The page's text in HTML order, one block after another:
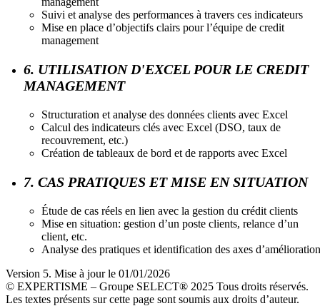
Suivi et analyse des performances à travers ces indicateurs
Mise en place d’objectifs clairs pour l’équipe de credit
management
6. UTILISATION D'EXCEL POUR LE CREDIT
MANAGEMENT
Structuration et analyse des données clients avec Excel
Calcul des indicateurs clés avec Excel (DSO, taux de
recouvrement, etc.)
Création de tableaux de bord et de rapports avec Excel
7. CAS PRATIQUES ET MISE EN SITUATION
Étude de cas réels en lien avec la gestion du crédit clients
Mise en situation: gestion d’un poste clients, relance d’un
client, etc.
Analyse des pratiques et identification des axes d’amélioration
Version 5. Mise à jour le 01/01/2026
© EXPERTISME – Groupe SELECT® 2025 Tous droits réservés.
Les textes présents sur cette page sont soumis aux droits d’auteur.